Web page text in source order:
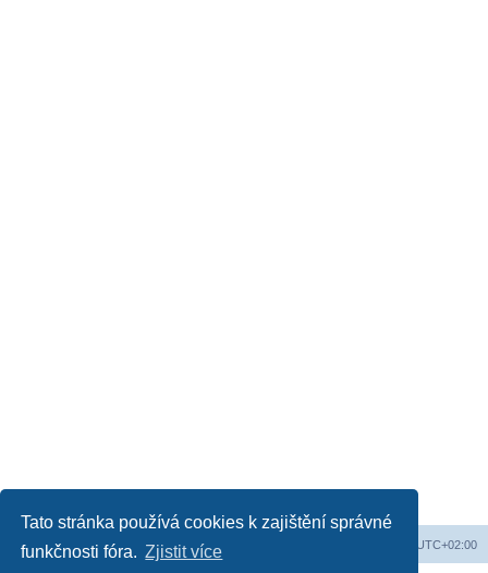
Tato stránka používá cookies k zajištění správné
funkčnosti fóra. Zjistit více
Obsah fóra UTC+02:00